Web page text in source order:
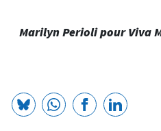
Marilyn Perioli pour Viva